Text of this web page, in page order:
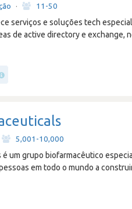
·
11-50
serviços e soluções tech
de active directory e exchange,
5,001-10,000
é um grupo biofarmacêutico
em todo o mundo a